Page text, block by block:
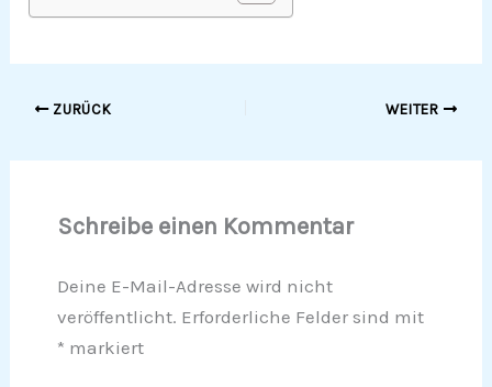
ZURÜCK WEITER
Schreibe einen Kommentar
Deine E-Mail-Adresse wird nicht
veröffentlicht. Erforderliche Felder sind mit
* markiert